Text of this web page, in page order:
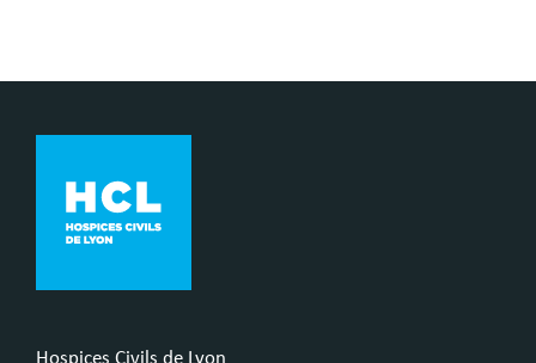
Hospices Civils de Lyon